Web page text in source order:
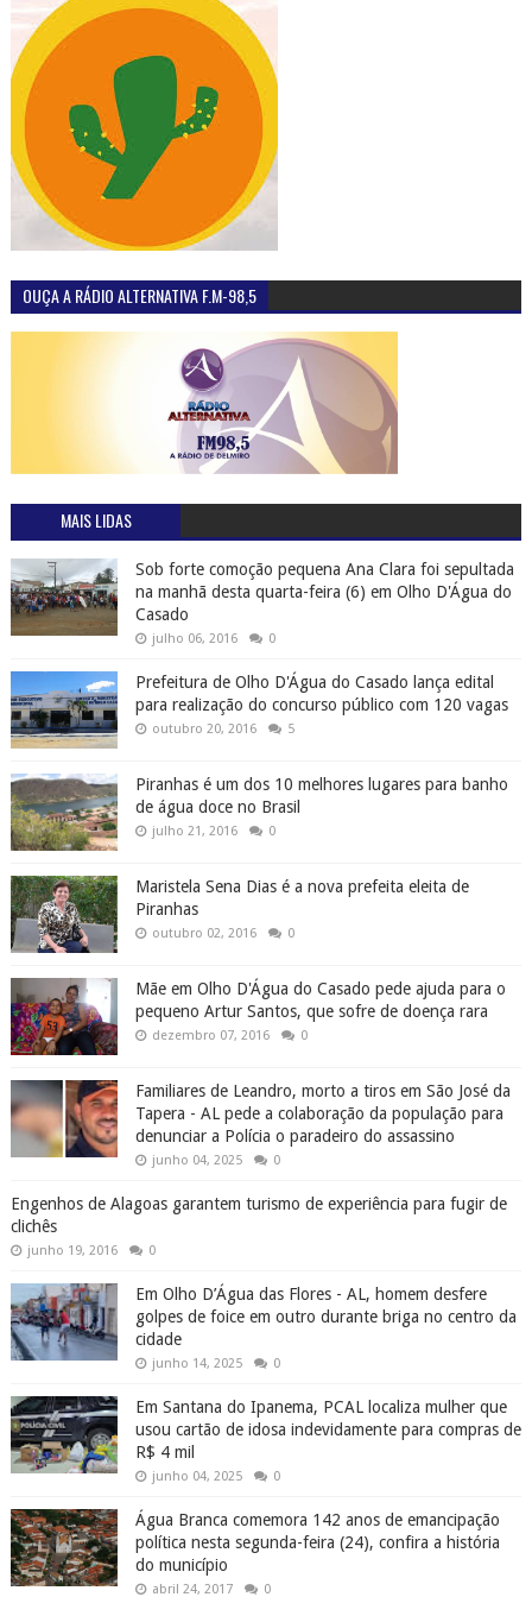
OUÇA A RÁDIO ALTERNATIVA F.M-98,5
MAIS LIDAS
Sob forte comoção pequena Ana Clara foi sepultada
na manhã desta quarta-feira (6) em Olho D'Água do
Casado
julho 06, 2016 0
Prefeitura de Olho D'Água do Casado lança edital
para realização do concurso público com 120 vagas
outubro 20, 2016 5
Piranhas é um dos 10 melhores lugares para banho
de água doce no Brasil
julho 21, 2016 0
Maristela Sena Dias é a nova prefeita eleita de
Piranhas
outubro 02, 2016 0
Mãe em Olho D'Água do Casado pede ajuda para o
pequeno Artur Santos, que sofre de doença rara
dezembro 07, 2016 0
Familiares de Leandro, morto a tiros em São José da
Tapera - AL pede a colaboração da população para
denunciar a Polícia o paradeiro do assassino
junho 04, 2025 0
Engenhos de Alagoas garantem turismo de experiência para fugir de
clichês
junho 19, 2016 0
Em Olho D’Água das Flores - AL, homem desfere
golpes de foice em outro durante briga no centro da
cidade
junho 14, 2025 0
Em Santana do Ipanema, PCAL localiza mulher que
usou cartão de idosa indevidamente para compras de
R$ 4 mil
junho 04, 2025 0
Água Branca comemora 142 anos de emancipação
política nesta segunda-feira (24), confira a história
do município
abril 24, 2017 0